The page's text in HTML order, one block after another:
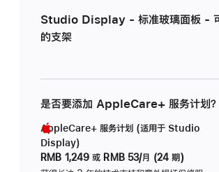
Studio Display - 标准玻璃面板 -
的支架
是否要添加 AppleCare+ 服务计划？
AppleCare+ 服务计划 (适用于 Studio
Display)
RMB 1,249 或 RMB 53/月 (24 期)